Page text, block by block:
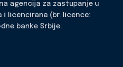
agencija za zastupanje u
i licencirana (br. licence:
banke Srbije.